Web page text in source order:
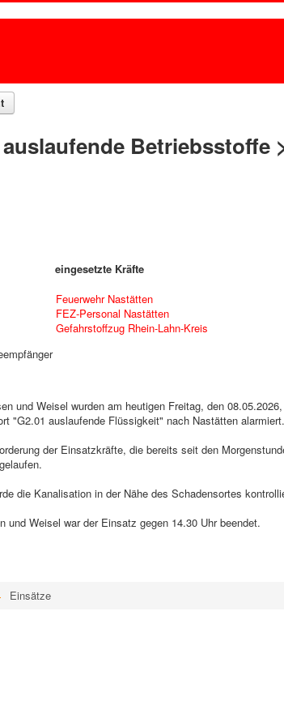
auslaufende Betriebsstoffe
eingesetzte Kräfte
Feuerwehr Nastätten
FEZ-Personal Nastätten
Gefahrstoffzug Rhein-Lahn-Kreis
und Weisel wurden am heutigen Freitag, den
"G2.01 auslaufende Flüssigkeit" nach Nastätten alarmiert.
der Einsatzkräfte, die bereits seit den
die Kanalisation in der Nähe des Schadensortes
und Weisel war der Einsatz gegen 14.30 Uhr beendet.
Einsätze